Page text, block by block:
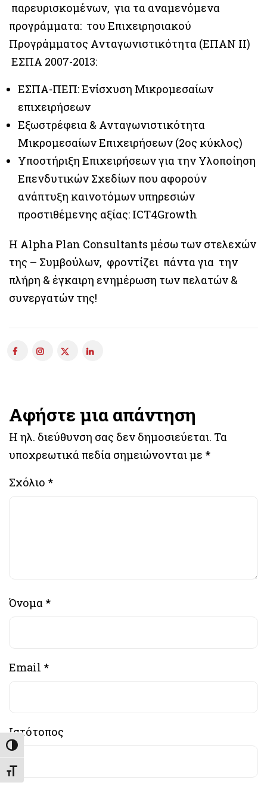
Εναλλαγή Υψηλής Αντίθεσης
Εναλλαγή Μεγέθους Γραμμάτων
παρευρισκομένων, για τα αναμενόμενα
προγράμματα: του Επιχειρησιακού
Προγράμματος Ανταγωνιστικότητα (ΕΠΑΝ ΙΙ)
ΕΣΠΑ 2007-2013:
ΕΣΠΑ-ΠΕΠ: Ενίσχυση Μικρομεσαίων
επιχειρήσεων
Εξωστρέφεια & Ανταγωνιστικότητα
Μικρομεσαίων Επιχειρήσεων (2ος κύκλος)
Υποστήριξη Επιχειρήσεων για την Υλοποίηση
Επενδυτικών Σχεδίων που αφορούν
ανάπτυξη καινοτόμων υπηρεσιών
προστιθέμενης αξίας: ICT4Growth
Η Alpha Plan Consultants μέσω των στελεχών
της – Συμβούλων, φροντίζει πάντα για την
πλήρη & έγκαιρη ενημέρωση των πελατών &
συνεργατών της!
Αφήστε μια απάντηση
Η ηλ. διεύθυνση σας δεν δημοσιεύεται. Τα
υποχρεωτικά πεδία σημειώνονται με *
Σχόλιο *
Όνομα *
Email *
Ιστότοπος